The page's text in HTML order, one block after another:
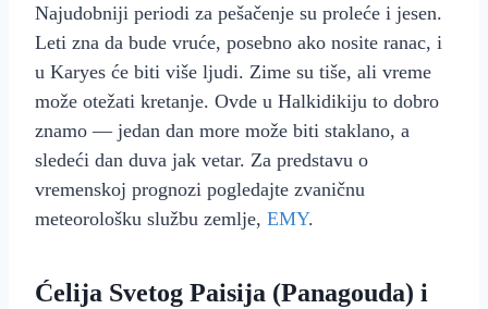
Najudobniji periodi za pešačenje su proleće i jesen.
Leti zna da bude vruće, posebno ako nosite ranac, i
u Karyes će biti više ljudi. Zime su tiše, ali vreme
može otežati kretanje. Ovde u Halkidikiju to dobro
znamo — jedan dan more može biti staklano, a
sledeći dan duva jak vetar. Za predstavu o
vremenskoj prognozi pogledajte zvaničnu
meteorološku službu zemlje, EMY.
Ćelija Svetog Paisija (Panagouda) i